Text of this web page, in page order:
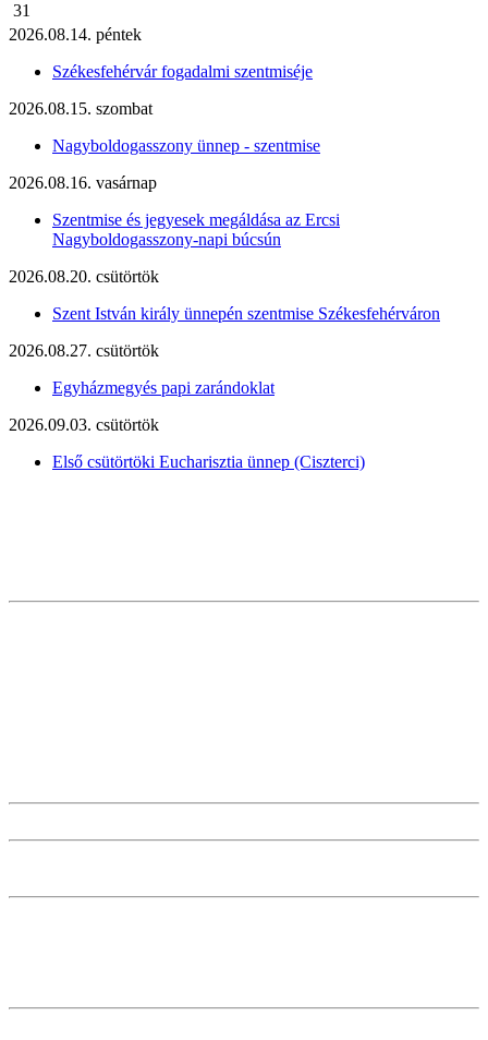
31
2026.08.14. péntek
Székesfehérvár fogadalmi szentmiséje
2026.08.15. szombat
Nagyboldogasszony ünnep - szentmise
2026.08.16. vasárnap
Szentmise és jegyesek megáldása az Ercsi
Nagyboldogasszony-napi búcsún
2026.08.20. csütörtök
Szent István király ünnepén szentmise Székesfehérváron
2026.08.27. csütörtök
Egyházmegyés papi zarándoklat
2026.09.03. csütörtök
Első csütörtöki Eucharisztia ünnep (Ciszterci)